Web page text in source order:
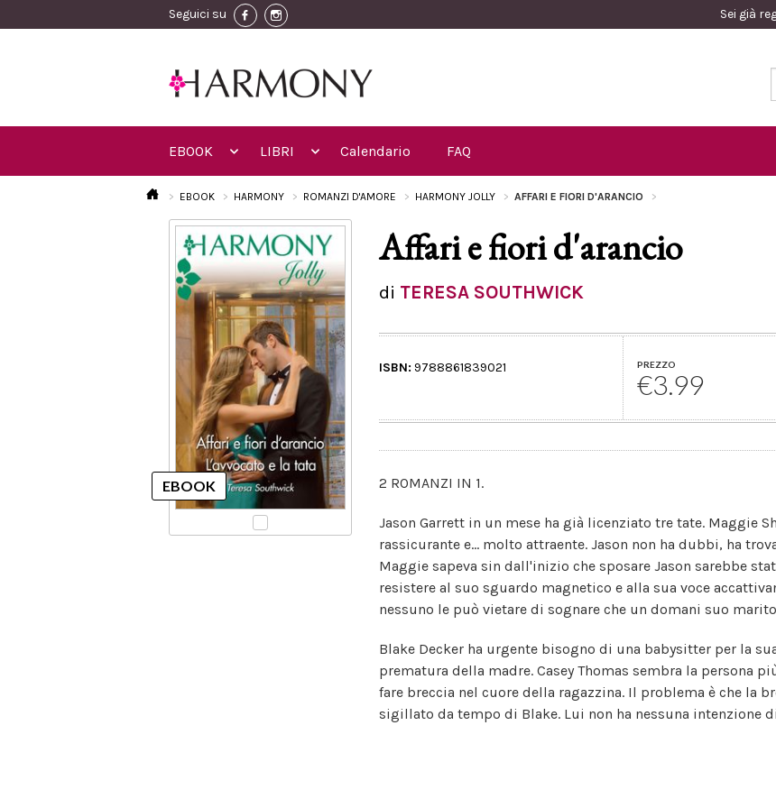
Seguici su Sei già
EBOOK LIBRI Calendario FAQ
EBOOK HARMONY ROMANZI D'AMORE HARMONY JOLLY AFFARI E FIORI D'ARANCIO
Affari e fiori d'arancio
di TERESA SOUTHWICK
ISBN: 9788861839021 PREZZO
€3.99
2 ROMANZI IN 1.
Jason Garrett in un mese ha già licenziato tre tate. Maggie
rassicurante e... molto attraente. Jason non ha dubbi, ha
Maggie sapeva sin dall'inizio che sposare Jason sarebbe
resistere al suo sguardo magnetico e alla sua voce
nessuno le può vietare di sognare che un domani suo
Blake Decker ha urgente bisogno di una babysitter per la
prematura della madre. Casey Thomas sembra la persona
fare breccia nel cuore della ragazzina. Il problema è che la
sigillato da tempo di Blake. Lui non ha nessuna intenzione